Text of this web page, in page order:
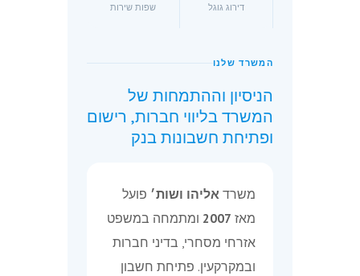
דירוג גוגל שפות שירות
המשרד שלנו
הניסיון וההתמחות של
המשרד בליווי חברות, רישום
ופתיחת חשבונות בנק
משרד אליהו ושות׳ פועל
מאז 2007 ומתמחה במשפט
אזרחי מסחרי, בדיני חברות
ובמקרקעין. פתיחת חשבון